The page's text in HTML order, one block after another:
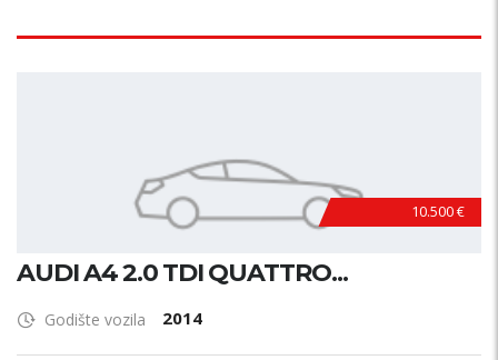
10.500 €
AUDI A4 2.0 TDI QUATTRO...
Godište vozila 2014